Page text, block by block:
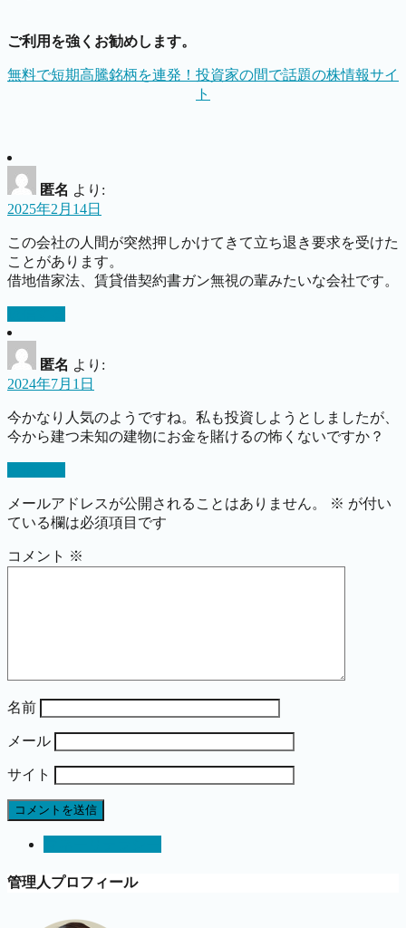
ご利用を強くお勧めします。
無料で短期高騰銘柄を連発！投資家の間で話題の株情報サイ
ト
匿名 より:
2025年2月14日
この会社の人間が突然押しかけてきて立ち退き要求を受けた
ことがあります。
借地借家法、賃貸借契約書ガン無視の輩みたいな会社です。
匿名 より:
2024年7月1日
今かなり人気のようですね。私も投資しようとしましたが、
今から建つ未知の建物にお金を賭けるの怖くないですか？
メールアドレスが公開されることはありません。 ※ が付い
ている欄は必須項目です
コメント ※
名前
メール
サイト
管理人プロフィール